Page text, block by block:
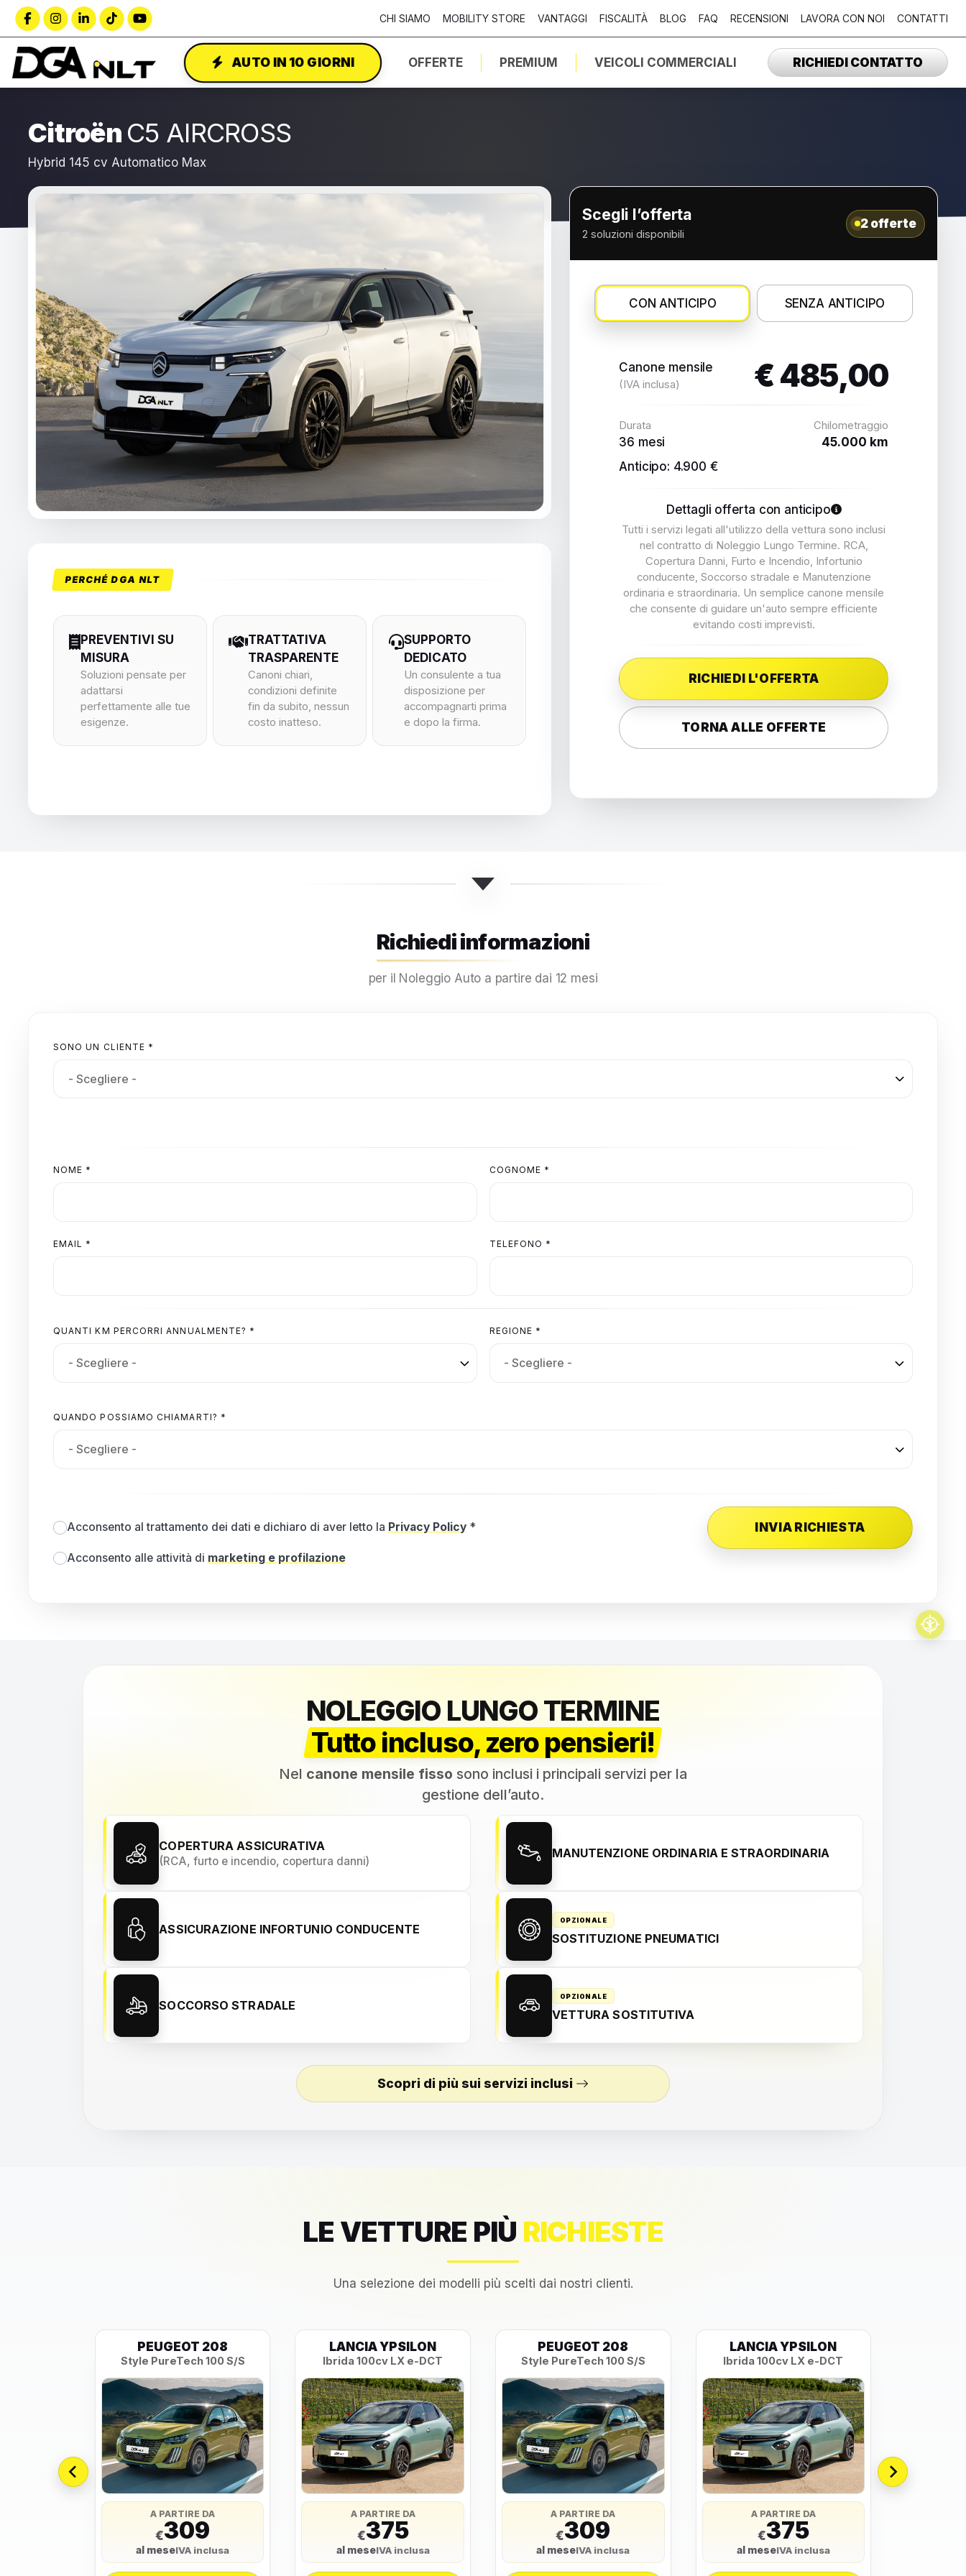
CHI SIAMO MOBILITY STORE VANTAGGI FISCALITÀ BLOG FAQ RECENSIONI LAVORA CON NOI CONTATTI
AUTO IN 10 GIORNI OFFERTE PREMIUM VEICOLI COMMERCIALI RICHIEDI CONTATTO
Citroën C5 AIRCROSS
Hybrid 145 cv Automatico Max
PERCHÉ DGA NLT
PREVENTIVI SU
MISURA
Soluzioni pensate per
adattarsi
perfettamente alle tue
esigenze.
TRATTATIVA
TRASPARENTE
Canoni chiari,
condizioni definite
fin da subito, nessun
costo inatteso.
SUPPORTO
DEDICATO
Un consulente a tua
disposizione per
accompagnarti prima
e dopo la firma.
Scegli l’offerta
2 soluzioni disponibili
2 offerte
CON ANTICIPO SENZA ANTICIPO
Canone mensile
(IVA inclusa) € 485,00
Durata
36 mesi
Chilometraggio
45.000 km
Anticipo: 4.900 €
Dettagli offerta con anticipo
Tutti i servizi legati all'utilizzo della vettura sono inclusi
nel contratto di Noleggio Lungo Termine. RCA,
Copertura Danni, Furto e Incendio, Infortunio
conducente, Soccorso stradale e Manutenzione
ordinaria e straordinaria. Un semplice canone mensile
che consente di guidare un'auto sempre efficiente
evitando costi imprevisti.
RICHIEDI L'OFFERTA
TORNA ALLE OFFERTE
Richiedi informazioni
per il Noleggio Auto a partire dai 12 mesi
SONO UN CLIENTE *
NOME * COGNOME *
EMAIL * TELEFONO *
QUANTI KM PERCORRI ANNUALMENTE? * REGIONE *
QUANDO POSSIAMO CHIAMARTI? *
Acconsento al trattamento dei dati e dichiaro di aver letto la Privacy Policy*
Acconsento alle attività di marketing e profilazione
NOLEGGIO LUNGO TERMINE
Tutto incluso, zero pensieri!
Nel canone mensile fisso sono inclusi i principali servizi per la
gestione dell’auto.
COPERTURA ASSICURATIVA
(RCA, furto e incendio, copertura danni)
ASSICURAZIONE INFORTUNIO CONDUCENTE
SOCCORSO STRADALE
MANUTENZIONE ORDINARIA E STRAORDINARIA
OPZIONALE
SOSTITUZIONE PNEUMATICI
OPZIONALE
VETTURA SOSTITUTIVA
Scopri di più sui servizi inclusi
LE VETTURE PIÙ RICHIESTE
Una selezione dei modelli più scelti dai nostri clienti.
PEUGEOT 208
Style PureTech 100 S/S
A PARTIRE DA
€309
al meseIVA inclusa
LANCIA YPSILON
Ibrida 100cv LX e-DCT
A PARTIRE DA
€375
al meseIVA inclusa
PEUGEOT 208
Style PureTech 100 S/S
A PARTIRE DA
€309
al meseIVA inclusa
LANCIA YPSILON
Ibrida 100cv LX e-DCT
A PARTIRE DA
€375
al meseIVA inclusa